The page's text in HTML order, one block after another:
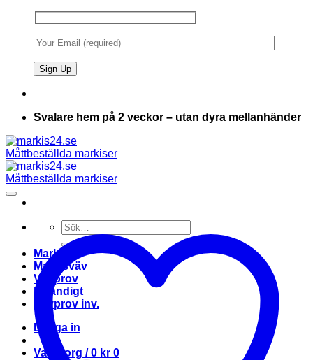
Svalare hem på 2 veckor – utan dyra mellanhänder
Sök
efter:
Markis
Markisväv
Vävprov
Invändigt
Vävprov inv.
Logga in
Varukorg /0 kr 0